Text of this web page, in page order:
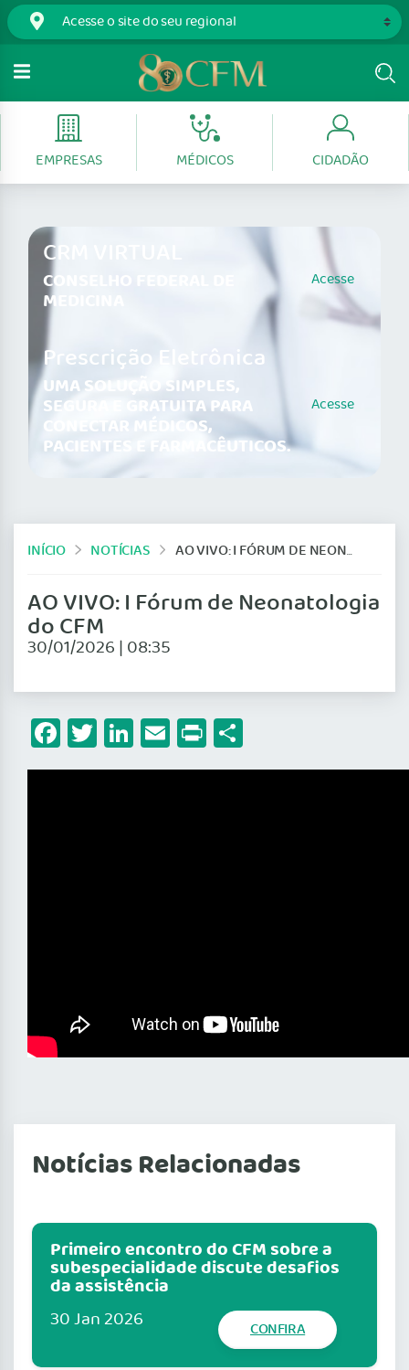
EMPRESAS MÉDICOS CIDADÃO
CRM VIRTUAL
CONSELHO FEDERAL DE
MEDICINA
Acesse
Prescrição Eletrônica
UMA SOLUÇÃO SIMPLES,
SEGURA E GRATUITA PARA
CONECTAR MÉDICOS,
PACIENTES E FARMACÊUTICOS.
Acesse
INÍCIO NOTÍCIAS AO VIVO: I FÓRUM DE NEONATOLOGIA DO CFM
AO VIVO: I Fórum de Neonatologia
do CFM
30/01/2026 | 08:35
Facebook
Twitter
LinkedIn
Email
Print
Notícias Relacionadas
Primeiro encontro do CFM sobre a
subespecialidade discute desafios
da assistência
30 Jan 2026 CONFIRA